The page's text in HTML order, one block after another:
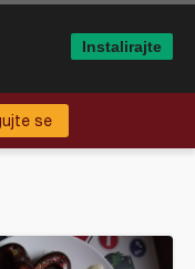
se
Instalirajte